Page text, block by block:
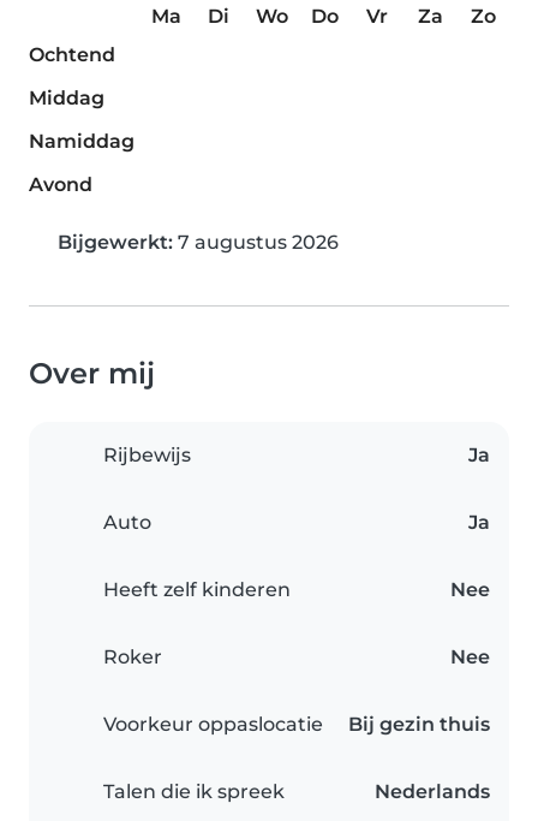
Ma Di Wo Do Vr Za
Zo
Ochtend
Middag
Namiddag
Avond
Bijgewerkt: 7 augustus 2026
Over mij
Rijbewijs Ja
Auto Ja
Heeft zelf kinderen Nee
Roker Nee
Voorkeur oppaslocatie Bij gezin thuis
Talen die ik spreek Nederlands